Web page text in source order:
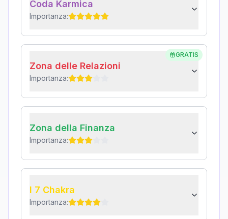
Coda Karmica
Importanza:
GRATIS
Zona delle Relazioni
Importanza:
Zona della Finanza
Importanza:
I 7 Chakra
Importanza: